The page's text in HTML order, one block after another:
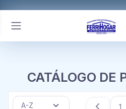
CATÁLOGO DE